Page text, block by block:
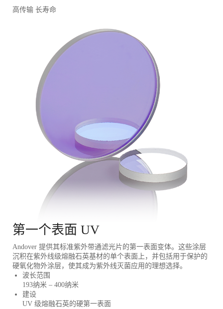
高传输 长寿命
第一个表面 UV
Andover 提供其标准紫外带通滤光片的第一表面变体。这些涂层
沉积在紫外线级熔融石英基材的单个表面上，并包括用于保护的
硬氧化物外涂层，使其成为紫外线灭菌应用的理想选择。
波长范围
193纳米 – 400纳米
建设
UV 级熔融石英的硬第一表面